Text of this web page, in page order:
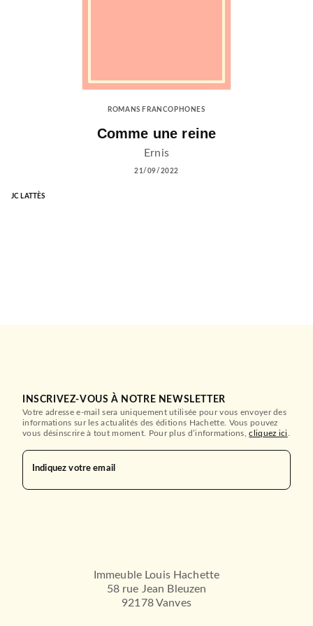
ROMANS FRANCOPHONES
Comme une reine
Ernis
21/09/2022
JC LATTÈS
INSCRIVEZ-VOUS À NOTRE NEWSLETTER
Votre adresse e-mail sera uniquement utilisée pour vous envoyer des
informations sur les actualités des éditions Hachette. Vous pouvez
vous désinscrire à tout moment. Pour plus d’informations,cliquez ici
Indiquez votre email
Immeuble Louis Hachette
58 rue Jean Bleuzen
92178 Vanves